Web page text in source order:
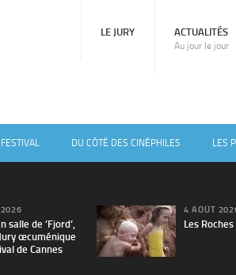
LE JURY ACTUALITÉS
Au jour le jour
DU CÔTÉ DES CINÉPHILES LES
salle de ’Fjord’,
œcuménique
de Cannes
4 AOÛT
Les